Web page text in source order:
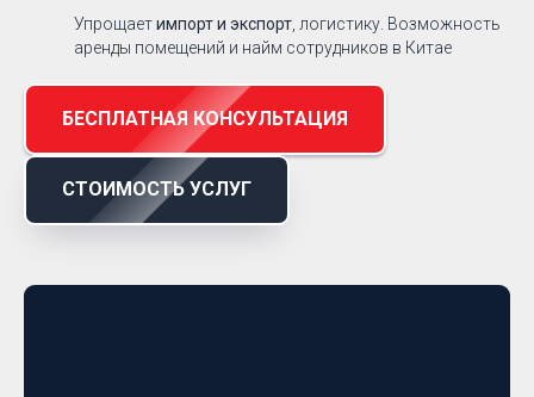
Упрощаетимпорт и экспорт , логистику. Возможность
аренды помещений и найм сотрудников в Китае
БЕСПЛАТНАЯ КОНСУЛЬТАЦИЯ
СТОИМОСТЬ УСЛУГ